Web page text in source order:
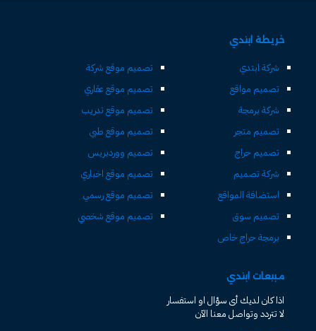
خريطة ابتدي
شركة ابتدي
تصميم مواقع
شركة برمجة
تصميم متجر
تصميم حراج
شركة تصميم
استضافة المواقع
تصميم سوق
برمجة حراج خاص
تصميم موقع شركة
تصميم موقع عقاري
تصميم موقع تدريب
تصميم موقع طبي
تصميم ووردبريس
تصميم موقع اخباري
تصميم موقع رسمي
تصميم موقع شخصي
مبيعات ابتدي
اذا كان لديك أى سؤال او استفسار
لا تتردد وتواصل معنا الآن